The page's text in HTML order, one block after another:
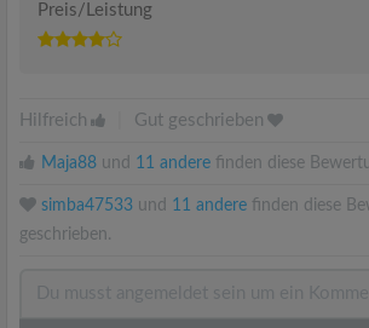
Preis/Leistung
Hilfreich Gut geschrieben
Maja88 und 11 andere finden diese
simba47533 und 11 andere finden diese
geschrieben.